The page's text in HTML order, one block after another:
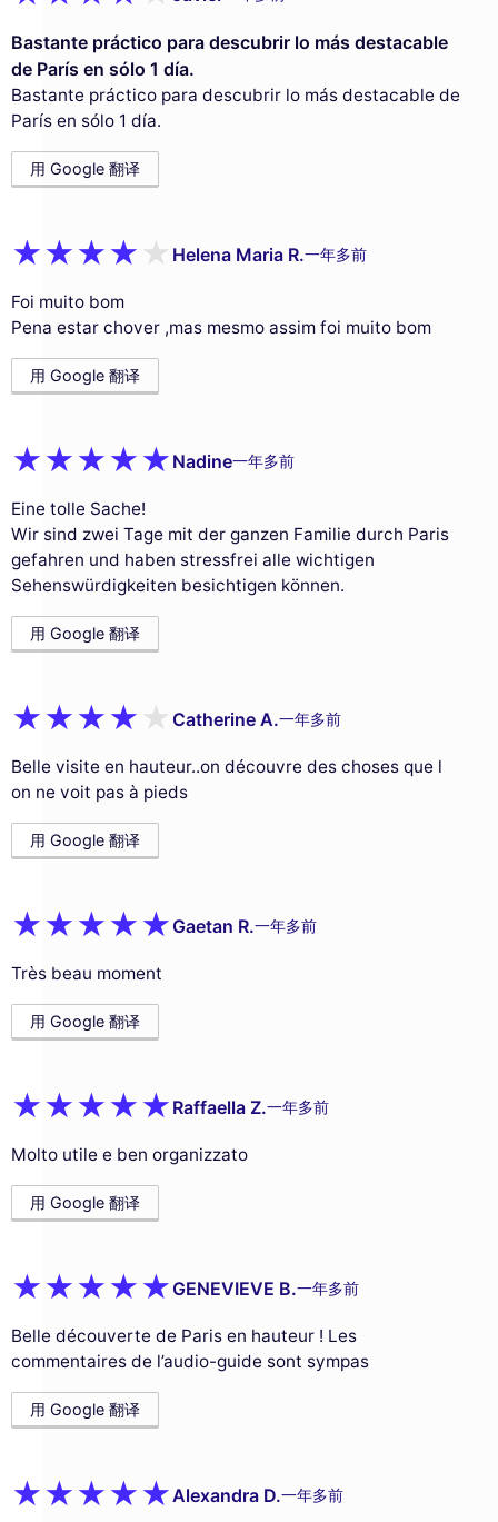
Bastante práctico para descubrir lo más destacable
de París en sólo 1 día.
Bastante práctico para descubrir lo más destacable de
París en sólo 1 día.
用 Google 翻译
Helena Maria R.一年多前
Foi muito bom
Pena estar chover ,mas mesmo assim foi muito bom
用 Google 翻译
Nadine一年多前
Eine tolle Sache!
Wir sind zwei Tage mit der ganzen Familie durch Paris
gefahren und haben stressfrei alle wichtigen
Sehenswürdigkeiten besichtigen können.
用 Google 翻译
Catherine A.一年多前
Belle visite en hauteur..on découvre des choses que l
on ne voit pas à pieds
用 Google 翻译
Gaetan R.一年多前
Très beau moment
用 Google 翻译
Raffaella Z.一年多前
Molto utile e ben organizzato
用 Google 翻译
GENEVIEVE B.一年多前
Belle découverte de Paris en hauteur ! Les
commentaires de l’audio-guide sont sympas
用 Google 翻译
Alexandra D.一年多前